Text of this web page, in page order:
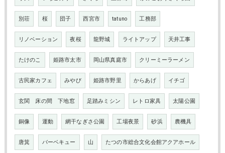
別荘 桜 団子 西宮市 tatuno 工務部
リノベーション 夜桜 龍野城 ライトアップ 天井工事
たけのこ 姫路市太市 岡山県真庭市 クリーミーラーメン
古民家カフェ みやび 姫路市野里 からあげ イチゴ
玄関 床の間 下地窓 足踏みミシン レトロ家具 太陽公園
銅像 運動 網干なぎさ公園 工場夜景 砂浜 農機具
唐箕 バーベキュー 山 たつの市総合文化会館アクアホール